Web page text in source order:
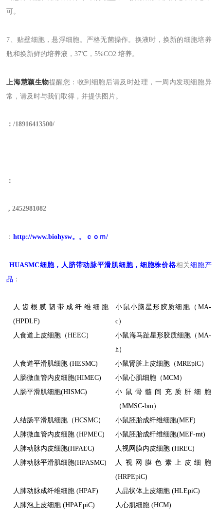
可。
7、贴壁细胞，悬浮细胞。严格无菌操作。换液时 ， 换新的细胞培养
瓶和换新鲜的培养液，37℃，5%CO2 培养。
上海慧颖生物提醒您 ：收到细胞后请及时处理，一周内发现细胞异
常，请及时与我们取得，并提供图片。
：/18916413500/
：
,2452981082
：http://www.biohysw。。ｃｏｍ/
HUASMC细胞，人脐带动脉平滑肌细胞，细胞株价格相关细胞产
品 ：
人齿根膜韧带成纤维细胞
(HPDLF)
小鼠小脑星形胶质细胞（MA-
c）
人食道上皮细胞（HEEC）
小鼠海马趾星形胶质细胞（MA-
h）
人食道平滑肌细胞 (HESMC)
小鼠肾脏上皮细胞（MREpiC）
人肠微血管内皮细胞(HIMEC)
小鼠心肌细胞（MCM）
人肠平滑肌细胞(HISMC)
小鼠骨髓间充质肝细胞
（MMSC-bm）
人结肠平滑肌细胞（HCSMC）
小鼠胚胎成纤维细胞(MEF)
人肺微血管内皮细胞 (HPMEC)
小鼠胚胎成纤维细胞(MEF-mt)
人肺动脉内皮细胞(HPAEC)
人视网膜内皮细胞 (HREC)
人肺动脉平滑肌细胞(HPASMC)
人视网膜色素上皮细胞
(HRPEpiC)
人肺动脉成纤维细胞 (HPAF)
人晶状体上皮细胞 (HLEpiC)
人肺泡上皮细胞 (HPAEpiC)
人心肌细胞 (HCM)